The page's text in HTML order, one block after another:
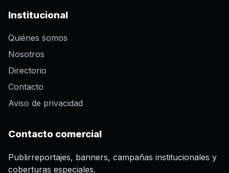
Institucional
Quiénes somos
Nosotros
Directorio
Contacto
Aviso de privacidad
Contacto comercial
Publirreportajes, banners, campañas institucionales y
coberturas especiales.